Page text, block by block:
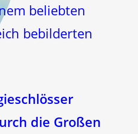
beliebten
bebilderten
die Großen